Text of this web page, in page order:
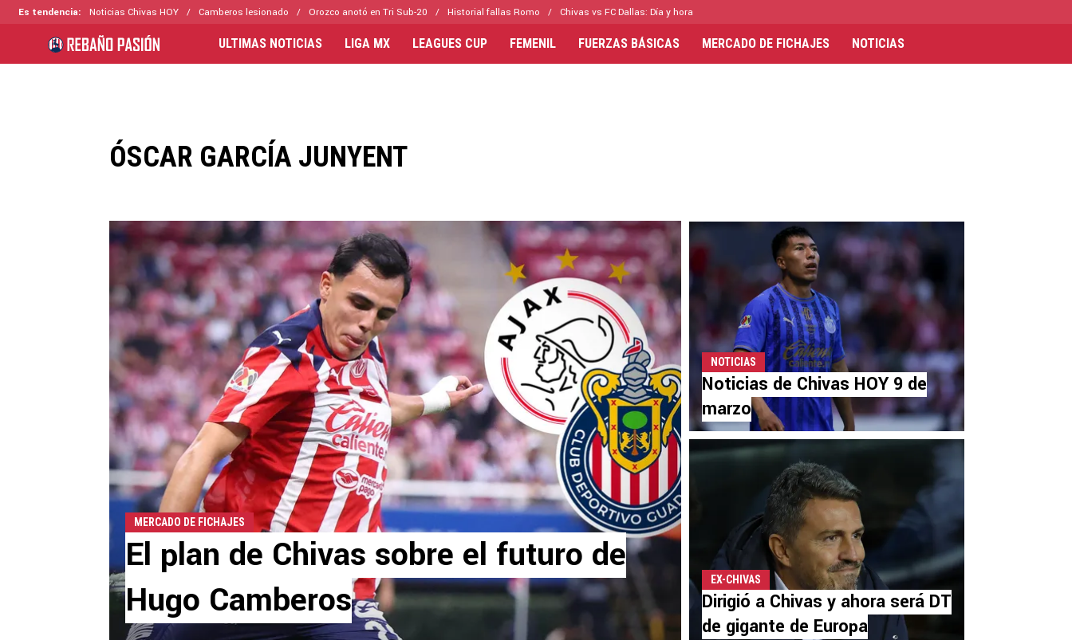
Es tendencia: Noticias Chivas HOY Camberos lesionado Orozco anotó en Tri Sub-20 Historial fallas Romo Chivas vs FC Dallas: Día y hora
ULTIMAS NOTICIAS LIGA MX LEAGUES CUP FEMENIL FUERZAS BÁSICAS MERCADO DE FICHAJES NOTICIAS
ÓSCAR GARCÍA JUNYENT
MERCADO DE FICHAJES
El plan de Chivas sobre el futuro de
Hugo Camberos
NOTICIAS
Noticias de Chivas HOY 9 de
marzo
EX-CHIVAS
Dirigió a Chivas y ahora será DT
de gigante de Europa